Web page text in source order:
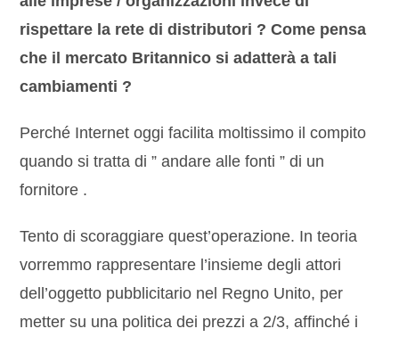
rispettare la rete di distributori ? Come pensa
che il mercato Britannico si adatterà a tali
cambiamenti ?
Perché Internet oggi facilita moltissimo il compito
quando si tratta di ” andare alle fonti ” di un
fornitore .
Tento di scoraggiare quest’operazione. In teoria
vorremmo rappresentare l’insieme degli attori
dell’oggetto pubblicitario nel Regno Unito, per
metter su una politica dei prezzi a 2/3, affinché i